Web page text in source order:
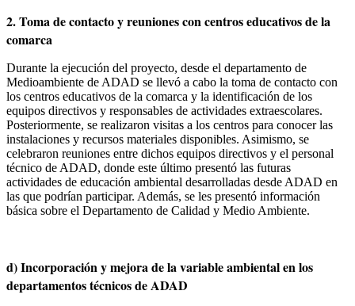
2. Toma de contacto y reuniones con centros educativos de la
comarca
Durante la ejecución del proyecto, desde el departamento de
Medioambiente de ADAD se llevó a cabo la toma de contacto con
los centros educativos de la comarca y la identificación de los
equipos directivos y responsables de actividades extraescolares.
Posteriormente, se realizaron visitas a los centros para conocer las
instalaciones y recursos materiales disponibles. Asimismo, se
celebraron reuniones entre dichos equipos directivos y el personal
técnico de ADAD, donde este último presentó las futuras
actividades de educación ambiental desarrolladas desde ADAD en
las que podrían participar. Además, se les presentó información
básica sobre el Departamento de Calidad y Medio Ambiente.
d) Incorporación y mejora de la variable ambiental en los
departamentos técnicos de ADAD